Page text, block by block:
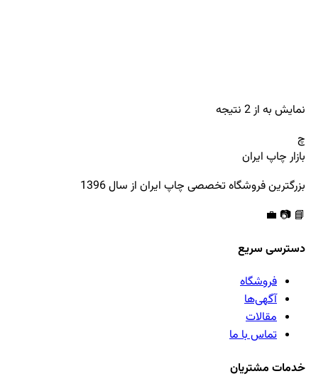
نمایش به از2 نتیجه
چ
بازار چاپ ایران
بزرگترین فروشگاه تخصصی چاپ ایران از سال 1396
📘
📷
💼
دسترسی سریع
فروشگاه
آگهی‌ها
مقالات
تماس با ما
خدمات مشتریان